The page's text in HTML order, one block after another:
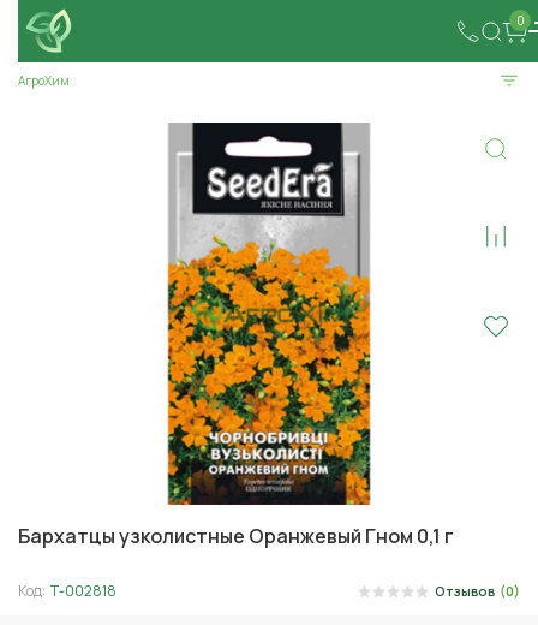
0
АгроХим
Бархатцы узколистные Оранжевый Гном 0,1 г
Код: Т-002818 Отзывов (0)